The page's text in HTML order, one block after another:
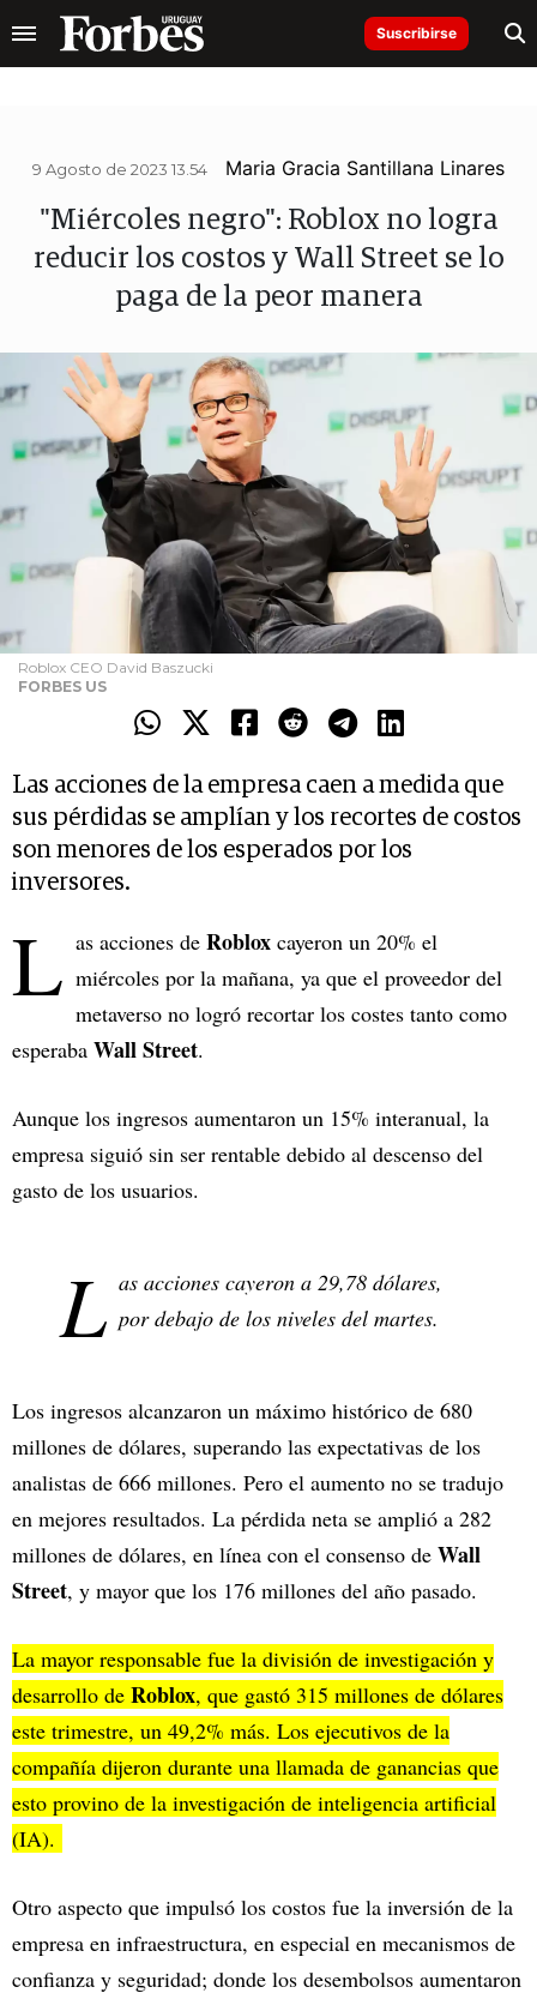
Suscribirse
9 Agosto de 2023 13.54 Maria Gracia Santillana Linares
"Miércoles negro": Roblox no logra
reducir los costos y Wall Street se lo
paga de la peor manera
Roblox CEO David Baszucki
FORBES US
Las acciones de la empresa caen a medida que
sus pérdidas se amplían y los recortes de costos
son menores de los esperados por los
inversores.
L as acciones de Roblox cayeron un 20% el
miércoles por la mañana, ya que el proveedor del
metaverso no logró recortar los costes tanto como
esperaba Wall Street.
Aunque los ingresos aumentaron un 15% interanual, la
empresa siguió sin ser rentable debido al descenso del
gasto de los usuarios.
L as acciones cayeron a 29,78 dólares,
por debajo de los niveles del martes.
Los ingresos alcanzaron un máximo histórico de 680
millones de dólares, superando las expectativas de los
analistas de 666 millones. Pero el aumento no se tradujo
en mejores resultados. La pérdida neta se amplió a 282
millones de dólares, en línea con el consenso de Wall
Street, y mayor que los 176 millones del año pasado.
La mayor responsable fue la división de investigación y
desarrollo de Roblox, que gastó 315 millones de dólares
este trimestre, un 49,2% más. Los ejecutivos de la
compañía dijeron durante una llamada de ganancias que
esto provino de la investigación de inteligencia artificial
(IA).
Otro aspecto que impulsó los costos fue la inversión de la
empresa en infraestructura, en especial en mecanismos de
confianza y seguridad; donde los desembolsos aumentaron